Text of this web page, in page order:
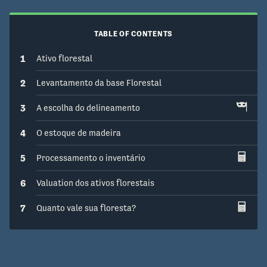
TABLE OF CONTENTS
1 Ativo florestal
2 Levantamento da base Florestal
3 A escolha do delineamento
4 O estoque de madeira
5 Processamento o inventário
6 Valuation dos ativos florestais
7 Quanto vale sua floresta?